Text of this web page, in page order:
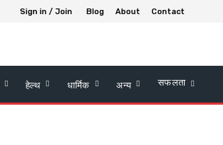
Sign in / Join Blog About Contact
हेल्थ धार्मिक अन्य सफलता